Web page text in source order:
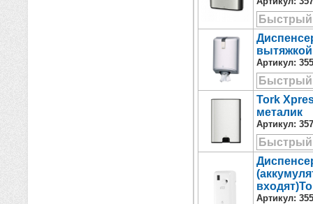
Артикул:
Tork
металик
Артикул:
Артикул: